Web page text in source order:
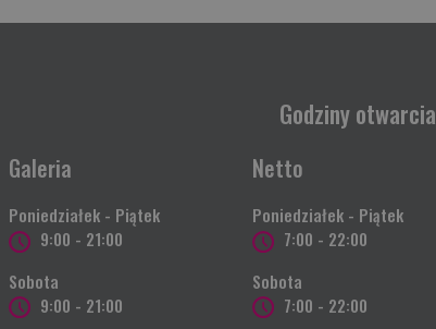
Godziny otwarcia
Galeria
Poniedziałek - Piątek
9:00 - 21:00
Sobota
9:00 - 21:00
Netto
Poniedziałek - Piątek
7:00 - 22:00
Sobota
7:00 - 22:00